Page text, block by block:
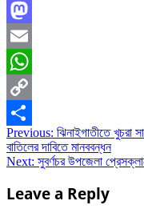
Facebook
Mastodon
Email
WhatsApp
Copy
Link
Share
Post
navigation
Previous: ঝিনাইগাতীতে খুচরা
বাতিলের দাবিতে মানববন্ধন
Next: সুবর্ণচর উপজেলা
Leave a Reply